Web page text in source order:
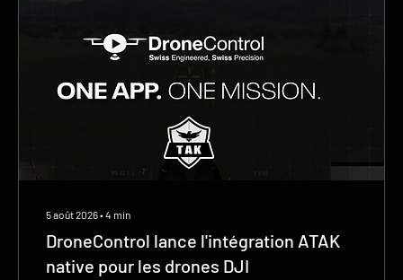
5 août 2026∙4 min
DroneControl lance l'intégration ATAK
native pour les drones DJI